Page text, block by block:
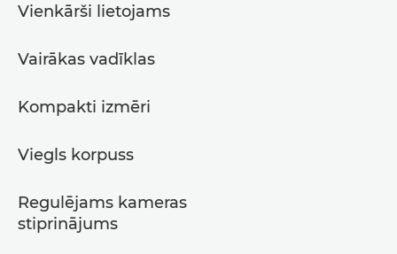
Vienkārši lietojams
Vairākas vadīklas
Kompakti izmēri
Viegls korpuss
Regulējams kameras
stiprinājums